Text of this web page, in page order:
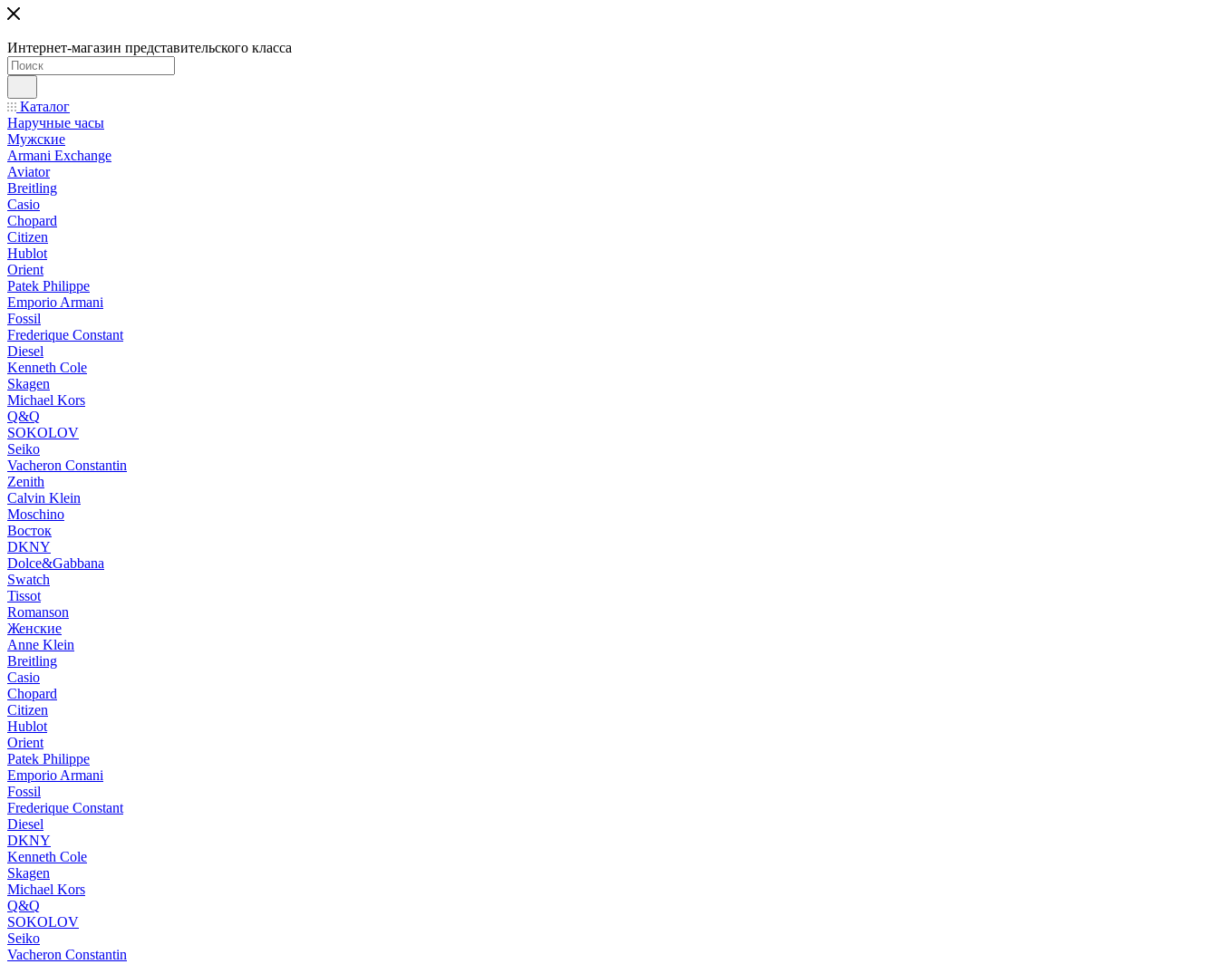
Интернет-магазин представительского класса
Каталог
Наручные часы
Мужские
Armani Exchange
Aviator
Breitling
Casio
Chopard
Citizen
Hublot
Orient
Patek Philippe
Emporio Armani
Fossil
Frederique Constant
Diesel
Kenneth Cole
Skagen
Michael Kors
Q&Q
SOKOLOV
Seiko
Vacheron Constantin
Zenith
Calvin Klein
Moschino
Восток
DKNY
Dolce&Gabbana
Swatch
Tissot
Romanson
Женские
Anne Klein
Breitling
Casio
Chopard
Citizen
Hublot
Orient
Patek Philippe
Emporio Armani
Fossil
Frederique Constant
Diesel
DKNY
Kenneth Cole
Skagen
Michael Kors
Q&Q
SOKOLOV
Seiko
Vacheron Constantin